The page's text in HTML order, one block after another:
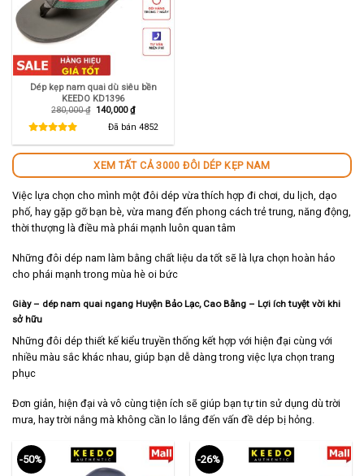
Dép kẹp nam quai dù siêu bền
KEEDO KD1396
280,000₫ Giá
140,000₫Giá
hiện
tại
Đã bán 4852
XEM TẤT CẢ 3000 ĐÔI DÉP KẸP NAM
Việc lựa chọn cho mình một đôi dép vừa thích hợp đi chơi, du lịch, dạo
phố, hay gặp gỡ bạn bè, vừa mang đến phong cách trẻ trung, năng động,
thời thượng là điều mà phái mạnh luôn quan tâm
Những đôi dép nam làm bằng chất liệu da tốt sẽ là lựa chọn hoàn hảo
cho phái mạnh trong mùa hè oi bức
Giày – dép nam quai ngang Huyện Bảo Lạc, Cao Bằng – Lợi ích tuyệt vời khi
sở hữu
Những đôi dép thiết kế kiểu truyền thống kết hợp với hiện đại cùng với
nhiều màu sắc khác nhau, giúp bạn dễ dàng trong việc lựa chọn trang
phục
Đơn giản, hiện đại và vô cùng tiện ích sẽ giúp bạn tự tin sử dụng dù trời
mưa, hay trời nắng mà không cần lo lắng đến vấn đề dép bị hỏng.
-50% -26%